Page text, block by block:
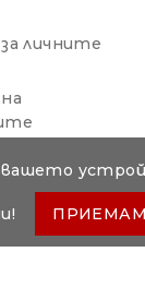
ПРИЕМАМ
личните